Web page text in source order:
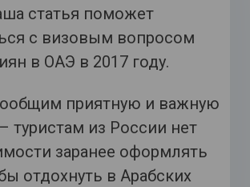
статья поможет
с визовым вопросом
в ОАЭ в 2017 году.
приятную и важную
туристам из России нет
заранее оформлять
отдохнуть в Арабских